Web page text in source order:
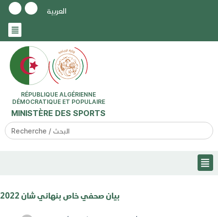
العربية
RÉPUBLIQUE ALGÉRIENNE
DÉMOCRATIQUE ET POPULAIRE
MINISTÈRE DES SPORTS
Search
for:
بيان صحفي خاص بنهائي شان 2022